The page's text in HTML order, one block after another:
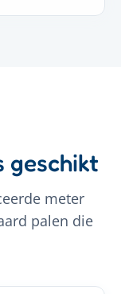
geschikt
meter
palen die